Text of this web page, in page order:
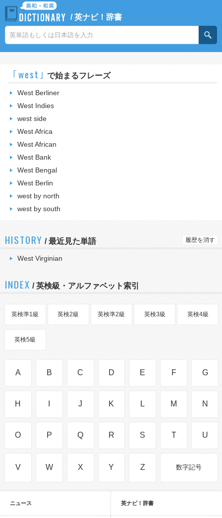
/英ナビ！辞書
｢west｣ で始まるフレーズ
West Berliner
West Indies
west side
West Africa
West African
West Bank
West Bengal
West Berlin
west by north
west by south
HISTORY /最近見た単語 履歴を消す
West Virginian
INDEX / 英検級・アルファベット索引
英検準1級 英検2級 英検準2級 英検3級 英検4級
英検5級
A B C D E F G
H J K L M N
O P Q R S T U
V W X Y Z 数字記号
ニュース 英ナビ！辞書